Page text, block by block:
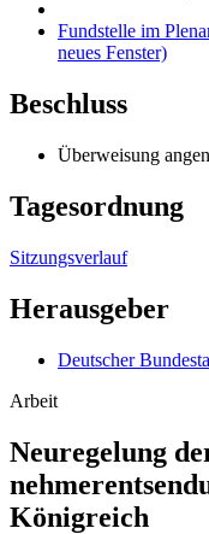
Fundstelle im
neues Fenster)
Beschluss
Überweisung
Tagesordnung
Sitzungsverlauf
Herausgeber
Deutscher
Arbeit
Neuregelung
Königreich